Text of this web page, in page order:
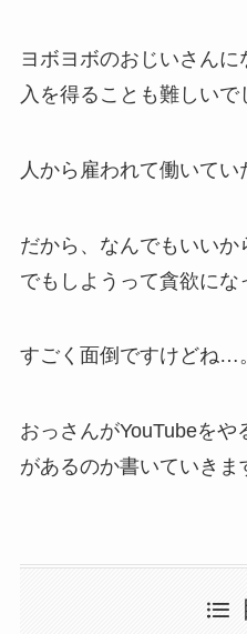
ヨボヨボのおじいさん
入を得ることも難しいで
人から雇われて働いてい
だから、なんでもいい
でもしようって貪欲にな
すごく面倒ですけどね…。
おっさんがYouTubeを
があるのか書いていきま